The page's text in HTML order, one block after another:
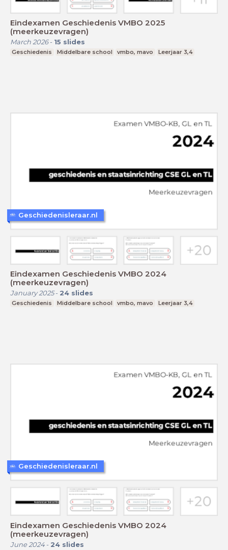
Eindexamen Geschiedenis VMBO 2025
(meerkeuzevragen)
March 2026- 15 slides
Geschiedenis Middelbare school vmbo, mavo Leerjaar 3,4
Eindexamen Geschiedenis VMBO 2024
(meerkeuzevragen)
January 2025- 24 slides
Geschiedenis Middelbare school vmbo, mavo Leerjaar 3,4
Geschiedenisleraar.nl
Eindexamen Geschiedenis VMBO 2024
(meerkeuzevragen)
June 2024- 24 slides
Geschiedenisleraar.nl